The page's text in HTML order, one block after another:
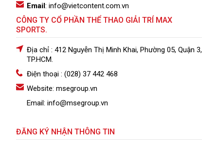
Email: info@vietcontent.com.vn
CÔNG TY CỔ PHẦN THỂ THAO GIẢI TRÍ MAX
SPORTS.
Địa chỉ : 412 Nguyễn Thị Minh Khai, Phường 05, Quận 3,
TP.HCM.
Điện thoại : (028) 37 442 468
Website: msegroup.vn
Email: info@msegroup.vn
ĐĂNG KÝ NHẬN THÔNG TIN